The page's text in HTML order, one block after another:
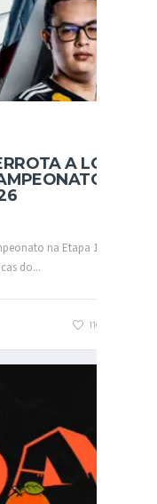
A LOS
na Etapa 1 do
do...
110